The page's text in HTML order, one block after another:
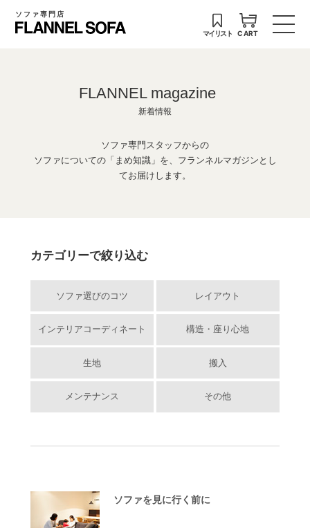
ソファ専門店
マイリスト CART
FLANNEL magazine
新着情報
ソファ専門スタッフからの
ソファについての「まめ知識」を、フランネルマガジンとし
てお届けします。
カテゴリーで絞り込む
ソファ選びのコツ レイアウト
インテリアコーディネート 構造・座り心地
生地 搬入
メンテナンス その他
ソファを見に行く前に